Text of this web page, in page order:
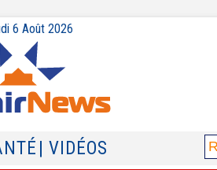
6 Août 2026
| VIDÉOS